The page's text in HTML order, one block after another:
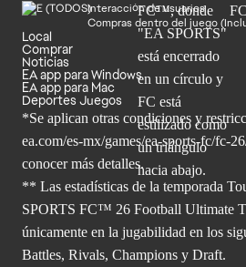
Interacción de usuarios
Compras dentro del juego
Local
Comprar
Noticias
EA app para Windows
EA app para Mac
Deportes Juegos
*Se aplican otras condiciones y
ea.com/es-mx/games/ea-sports-fc/fc-
conocer más detalles.
** Las estadísticas de la temporada
SPORTS FC™ 26 Football Ultimate
únicamente en la jugabilidad en los
Battles, Rivals, Champions y Draft.